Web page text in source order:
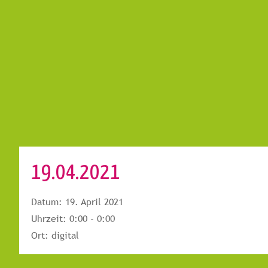
19.04.2021
Datum: 19. April 2021
Uhrzeit: 0:00 - 0:00
Ort: digital